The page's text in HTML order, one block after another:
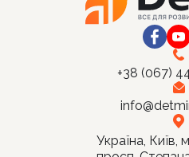
+38 (067)
Україна,